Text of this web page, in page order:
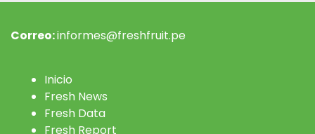
Correo:informes@freshfruit.pe
Inicio
Fresh News
Fresh Data
Fresh Report